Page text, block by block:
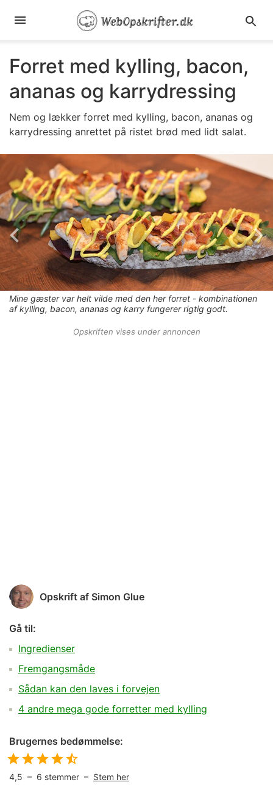
Forret med kylling, bacon,
ananas og karrydressing
Nem og lækker forret med kylling, bacon, ananas og
karrydressing anrettet på ristet brød med lidt salat.
Mine gæster var helt vilde med den her forret - kombinationen
af kylling, bacon, ananas og karry fungerer rigtig godt.
Opskriften vises under annoncen
Opskrift af Simon Glue
Gå til:
Ingredienser
Fremgangsmåde
Sådan kan den laves i forvejen
4 andre mega gode forretter med kylling
Brugernes bedømmelse:
4,5 – 6 stemmer – Stem her